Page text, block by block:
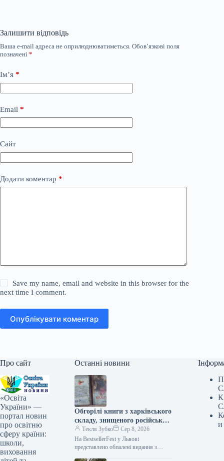
Залишити відповідь
Ваша e-mail адреса не оприлюднюватиметься. Обов’язкові поля
позначені *
Ім’я *
Email *
Сайт
Додати коментар *
Save my name, email and website in this browser for the
next time I comment.
Опублікувати коментар
Про сайт
«Освіта
України» —
портал новин
про освітню
сферу країни:
школи,
виховання
Останні новини
Обгорілі книги з харківського
складу, знищеного російським
ударом, представили на
BestsellerFest у Львові.
Текля Зубко
Сер 8, 2026
На BestsellerFest у Львові
представлено обпалені видання з
и